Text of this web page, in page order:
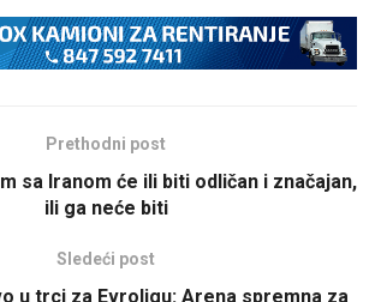
Prethodni post
sa Iranom će ili biti odličan i značajan,
ili ga neće biti
Sledeći post
u trci za Evroligu: Arena spremna za